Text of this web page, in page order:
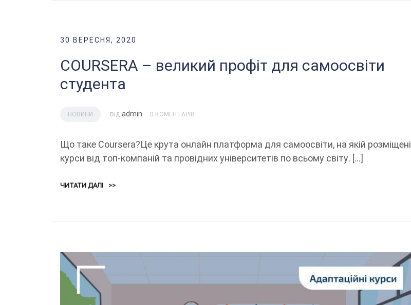
30 ВЕРЕСНЯ, 2020
COURSERA – великий профіт для самоосвіти
студента
НОВИНИ від admin 0 КОМЕНТАРІВ
Що таке Coursera?Це крута онлайн платформа для самоосвіти, на якій розміщені
курси від топ-компаній та провідних університетів по всьому світу. […]
ЧИТАТИ ДАЛІ >>